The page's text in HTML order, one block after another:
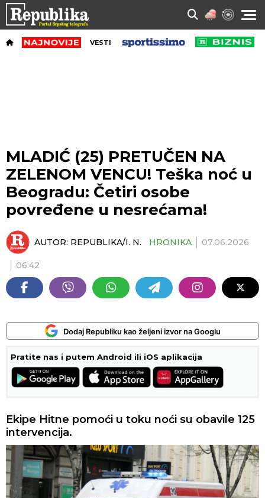
VESTI
MLADIĆ (25) PRETUČEN NA
ZELENOM VENCU! Teška noć u
Beogradu: Četiri osobe
povređene u nesrećama!
AUTOR: REPUBLIKA/I. N. HRONIKA 07.06.2026
06:42
Dodaj Republiku kao željeni izvor na Googlu
Pratite nas i putem Android ili iOS aplikacija
Ekipe Hitne pomoći u toku noći su obavile 125
intervencija.